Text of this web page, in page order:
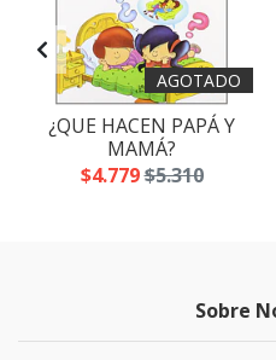
AGOTADO
¿QUE HACEN PAPÁ Y
MAMÁ?
$4.779$5.310
Sobre